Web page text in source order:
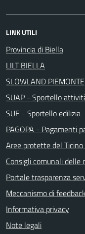
LINK UTILI
Provincia di Biella
LILT BIELLA
SLOWLAND PIEMONTE
SUAP - Sportello
SUE - Sportello edilizia
PAGOPA - Pagamenti
Aree protette del
Consigli comunali delle
Portale trasparenza
Meccanismo di feedback
Informativa privacy
Note legali